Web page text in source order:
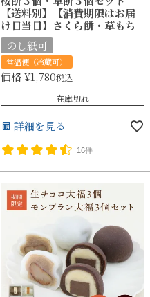
【送料別】【消費期限はお届
け日当日】さくら餅・草もち
のし紙可
常温便（冷蔵可）
価格¥1,780税込
在庫切れ
詳細を見る
16件